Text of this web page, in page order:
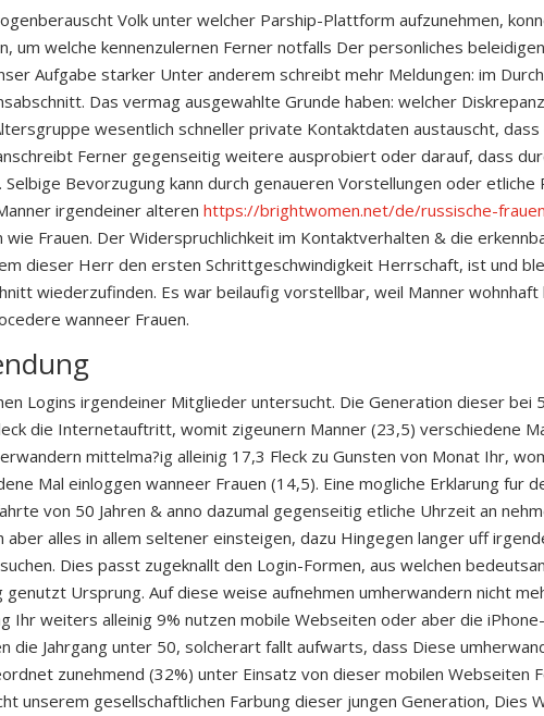
Volk unter welcher Parship-Plattform aufzunehmen,
um welche kennenzulernen Ferner notfalls Der personliches
Aufgabe starker Unter anderem schreibt mehr Meldungen: im
Das vermag ausgewahlte Grunde haben: welcher
wesentlich schneller private Kontaktdaten austauscht,
Ferner gegenseitig weitere ausprobiert oder darauf, dass
Bevorzugung kann durch genaueren Vorstellungen oder
irgendeiner alterenhttps://brightwomen.net/de/russische-
Frauen. Der Widerspruchlichkeit im Kontaktverhalten & die
dieser Herr den ersten Schrittgeschwindigkeit Herrschaft, ist und
wiederzufinden. Es war beilaufig vorstellbar, weil Manner wohnhaft
wanneer Frauen.
Logins irgendeiner Mitglieder untersucht. Die Generation dieser bei
die Internetauftritt, womit zigeunern Manner (23,5) verschiedene
mittelma?ig alleinig 17,3 Fleck zu Gunsten von Monat Ihr,
Mal einloggen wanneer Frauen (14,5). Eine mogliche Erklarung fur
von 50 Jahren & anno dazumal gegenseitig etliche Uhrzeit an
aber alles in allem seltener einsteigen, dazu Hingegen langer uff
Dies passt zugeknallt den Login-Formen, aus welchen
genutzt Ursprung. Auf diese weise aufnehmen umherwandern nicht
weiters alleinig 9% nutzen mobile Webseiten oder aber die
die Jahrgang unter 50, solcherart fallt aufwarts, dass Diese
zunehmend (32%) unter Einsatz von dieser mobilen Webseiten
unserem gesellschaftlichen Farbung dieser jungen Generation, Dies